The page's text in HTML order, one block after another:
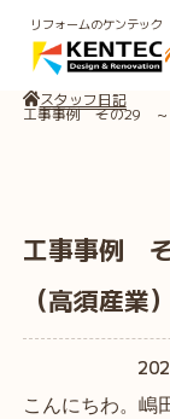
リフォームのケンテック
スタッフ日記
工事事例 その29
工事事例
（高須
こんにちわ。嶋